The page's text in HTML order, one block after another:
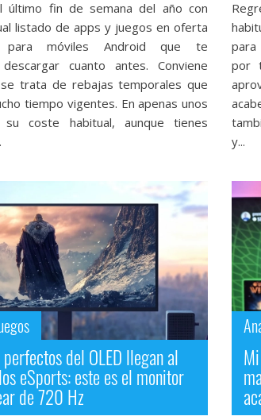
último fin de semana del año con
listado de apps y juegos en oferta
móviles Android que te
cuanto antes. Conviene
trata de rebajas temporales que
tiempo vigentes. En apenas unos
coste habitual, aunque tienes
para
por
y...
del OLED llegan al
eSports: este es el monitor
de 720 Hz